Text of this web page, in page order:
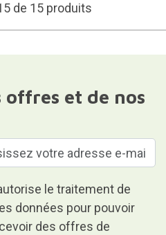
de 15 produits
et de nos
le traitement de
données pour pouvoir
des offres de